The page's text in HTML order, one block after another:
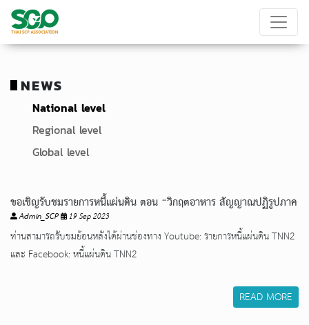
NEWS
National level
Regional level
Global level
ขอเชิญรับชมรายการหนี้แผ่นดิน ตอน “วิกฤตอาหาร สัญญาณปฏิรูปภาค
เกษตร”
Admin_SCP 19 Sep 2023
ท่านสามารถรับชมย้อนหลังได้ผ่านช่องทาง Youtube: รายการหนี้แผ่นดิน TNN2
และ Facebook: หนี้แผ่นดิน TNN2
READ MORE